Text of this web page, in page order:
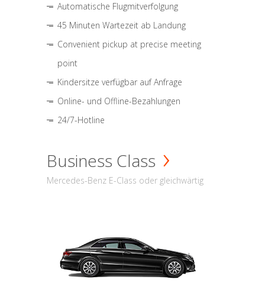
Automatische Flugmitverfolgung
45 Minuten Wartezeit ab Landung
Convenient pickup at precise meeting
point
Kindersitze verfügbar auf Anfrage
Online- und Offline-Bezahlungen
24/7-Hotline
Business Class
Mercedes-Benz E-Class oder gleichwärtig